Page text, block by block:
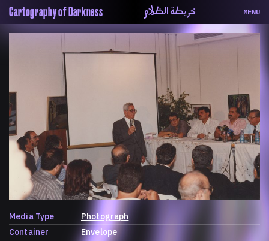
Cartography of Darkness خريطة الظلام MENU
Contributors
المساهمين
Colophon
التختيم
Media Type
Photograph
Container
Envelope